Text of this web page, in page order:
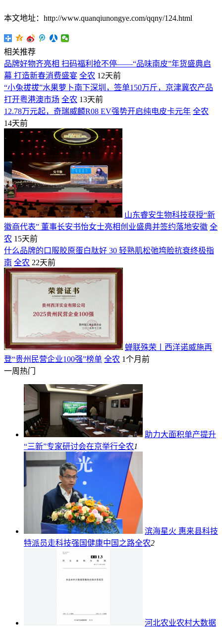
本文地址：http://www.quanqiunongye.com/qqny/124.html
相关推荐
品牌好物齐亮相 扫码福利抢不停——“品味南皮”年货盛典启
幕 打造新春消费盛宴 全农 12天前
“小兔拔拔”水果萝卜南下深圳，签单150万斤，京津冀农产品
打开粤港澳市场 全农 13天前
12.78万元起，奇瑞威麟R08 EV强势开启纯电皮卡元年 全农
14天前
山东睿安生物科技获授“新
徽商代表” 董事长安书怡女士亮相创业盛典并签约落地安徽 全
农 15天前
什么品牌的口服胶原蛋白肽好 30 轻熟肌松弛垮脸抗衰终极指
南 全农 22天前
蝉联殊荣丨西洋诺威施再
登“贵州民营企业100强”榜单 全农 1个月前
一周热门
助力大面积单产提升
“三新”专家研讨会在京举行全农1
滨海星火 惠来县科技
特派员走科技强国健康中国之路全农2
河北农业农村大数据